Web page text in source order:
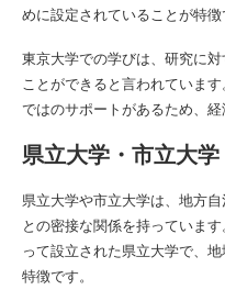
めに設定されていることが特徴
東京大学での学びは、研究に
ことができると言われていま
ではのサポートがあるため、経
県立大学・市立大
県立大学や市立大学は、地方
との密接な関係を持っていま
って設立された県立大学で、
特徴です。